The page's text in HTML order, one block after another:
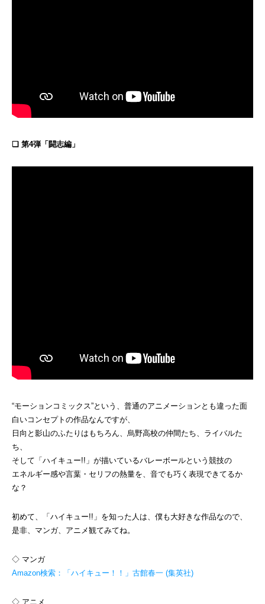
❏ 第4弾「闘志編」
“モーションコミックス”という、普通のアニメーションとも違った面
白いコンセプトの作品なんですが、
日向と影山のふたりはもちろん、烏野高校の仲間たち、ライバルた
ち、
そして「ハイキュー!!」が描いているバレーボールという競技の
エネルギー感や言葉・セリフの熱量を、音でも巧く表現できてるか
な？
初めて、「ハイキュー!!」を知った人は、僕も大好きな作品なので、
是非、マンガ、アニメ観てみてね。
◇ マンガ
Amazon検索：「ハイキュー！！」古館春一 (集英社)
◇ アニメ